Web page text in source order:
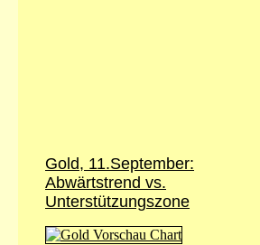
Gold, 11.September:
Abwärtstrend vs.
Unterstützungszone